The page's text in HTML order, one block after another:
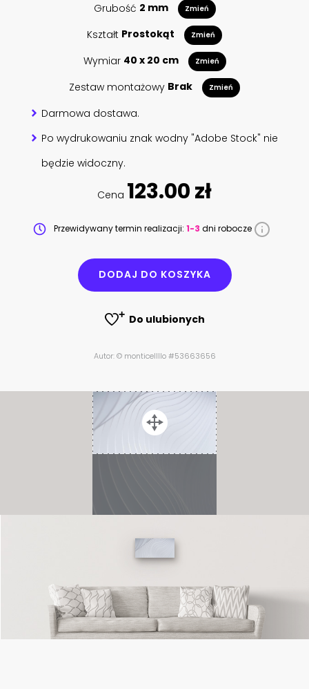
Grubość 2 mm Zmień
Kształt Prostokąt Zmień
Wymiar 40 x 20 cm Zmień
Zestaw montażowy Brak Zmień
Darmowa dostawa.
Po wydrukowaniu znak wodny "Adobe Stock" nie
będzie widoczny.
Cena 123.00 zł
Przewidywany termin realizacji: 1-3 dni robocze
DODAJ DO KOSZYKA
Do ulubionych
Autor: © monticellllo #53663656